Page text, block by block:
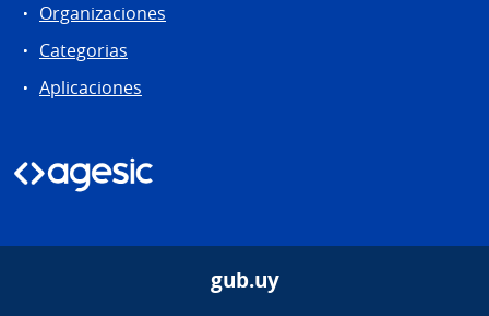
Organizaciones
Categorias
Aplicaciones
gub.uy